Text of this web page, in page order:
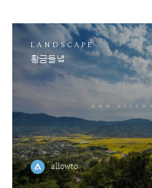
LANDSCAPE
황금들녘
allowto